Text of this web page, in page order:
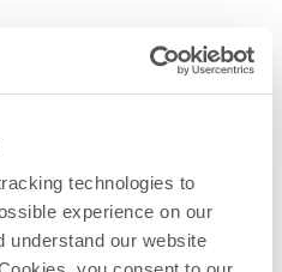
technologies to
experience on our
understand our website